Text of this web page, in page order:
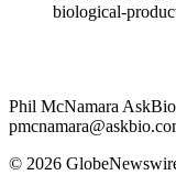
biological-
Phil McNamara
© 2026